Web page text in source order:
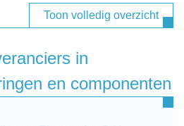
Toon volledig overzicht
in
en componenten